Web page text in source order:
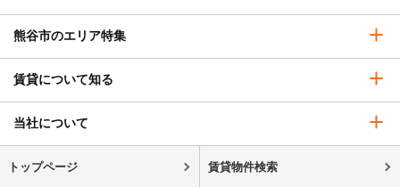
熊谷市のエリア特集
賃貸について知る
当社について
トップページ 賃貸物件検索